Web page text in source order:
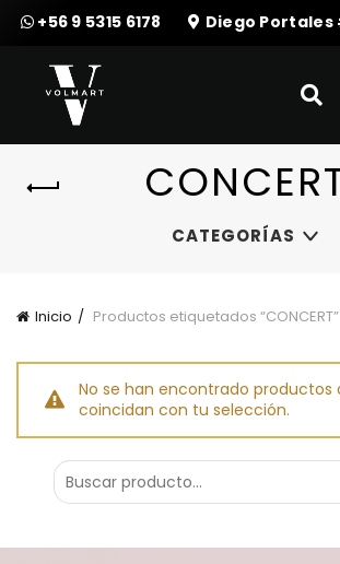
+56 9 5315 6178 Diego Portales
CATEGORÍAS
Inicio Productos etiquetados “CONCERT”
No se han encontrado productos
coincidan con tu selección.
Buscar
por: